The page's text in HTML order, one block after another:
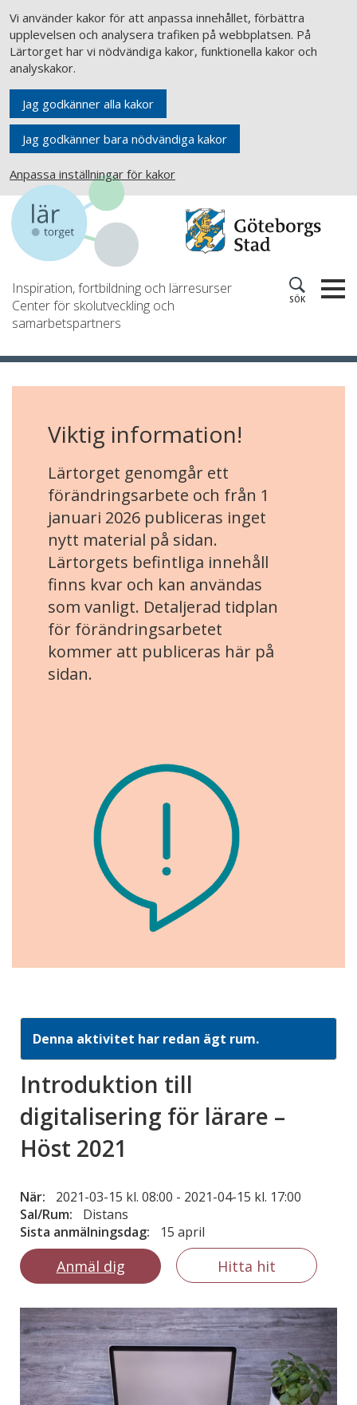
Vi använder kakor för att anpassa innehållet, förbättra
upplevelsen och analysera trafiken på webbplatsen. På
Lärtorget har vi nödvändiga kakor, funktionella kakor och
analyskakor.
Jag godkänner alla kakor
Jag godkänner bara nödvändiga kakor
Anpassa inställningar för kakor
Inspiration, fortbildning och lärresurser
Center för skolutveckling och
samarbetspartners
SÖK
Viktig information!
Lärtorget genomgår ett
förändringsarbete och från 1
januari 2026 publiceras inget
nytt material på sidan.
Lärtorgets befintliga innehåll
finns kvar och kan användas
som vanligt. Detaljerad tidplan
för förändringsarbetet
kommer att publiceras här på
sidan.
Denna aktivitet har redan ägt rum.
Introduktion till
digitalisering för lärare –
Höst 2021
När: 2021-03-15 kl. 08:00 - 2021-04-15 kl. 17:00
Sal/Rum:
Distans
Sista anmälningsdag:
15 april
Anmäl dig Hitta hit